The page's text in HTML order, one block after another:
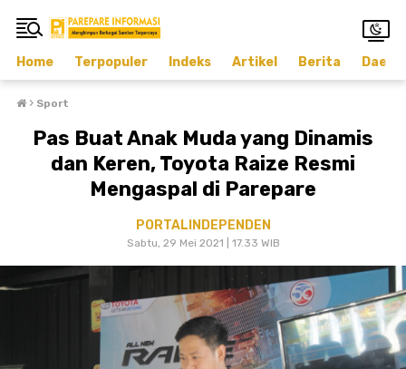
Home Terpopuler Indeks Artikel Berita
› Sport
Pas Buat Anak Muda yang Dinamis
dan Keren, Toyota Raize Resmi
Mengaspal di Parepare
PORTALINDEPENDEN
Sabtu, 29 Mei 2021 | 17.33 WIB